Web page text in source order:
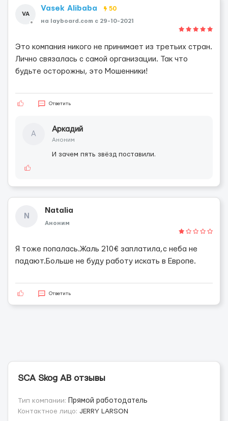
VA
Vasek Alibaba 50
на layboard.com c 29-10-2021
Это компания никого не принимает из третьих стран.
Лично связалась с самой организации. Так что
будьте осторожны, это Мошенники!
Ответить
А
Аркадий
Аноним
И зачем пять звёзд поставили.
N
Natalia
Аноним
Я тоже попалась.Жаль 210€ заплатила,с неба не
падают.Больше не буду работу искать в Европе.
Ответить
SCA Skog AB отзывы
Тип компании:
Прямой работодатель
Контактное лицо: JERRY LARSON